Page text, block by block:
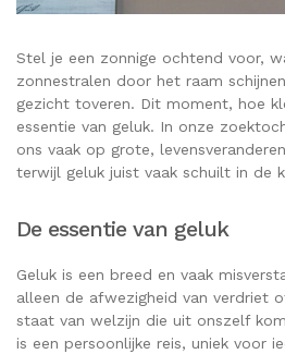
Stel je een zonnige ochtend voor,
zonnestralen door het raam
gezicht toveren. Dit moment, hoe
essentie van geluk. In onze
ons vaak op grote,
terwijl geluk juist vaak schuilt in de
De essentie van geluk
Geluk is een breed en vaak
alleen de afwezigheid van verdriet
staat van welzijn die uit onszelf
is een persoonlijke reis, uniek voor